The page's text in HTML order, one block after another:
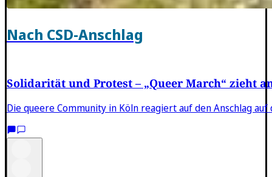
Nach CSD-Anschlag
Solidarität und Protest – „Queer March“ zieht
Die queere Community in Köln reagiert auf den Anschlag